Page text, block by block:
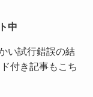
中
い試行錯誤の結
付き記事もこち